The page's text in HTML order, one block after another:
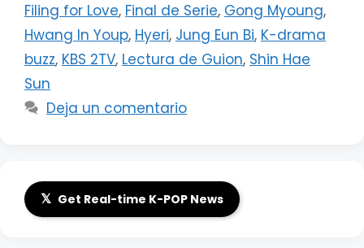
Filing for Love, Final de Serie, Gong Myoung,
Hwang In Youp, Hyeri, Jung Eun Bi, K-drama
buzz, KBS 2TV, Lectura de Guion, Shin Hae
Sun
Deja un comentario
𝕏 Get Real-time K-POP News